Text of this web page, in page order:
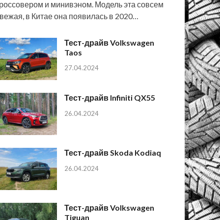
и минивэном. Модель эта совсем
в Китае она появилась в 2020…
Тест-драйв Volkswagen
Taos
27.04.2024
Тест-драйв Infiniti QX55
26.04.2024
Тест-драйв Skoda Kodiaq
26.04.2024
Тест-драйв Volkswagen
Tiguan